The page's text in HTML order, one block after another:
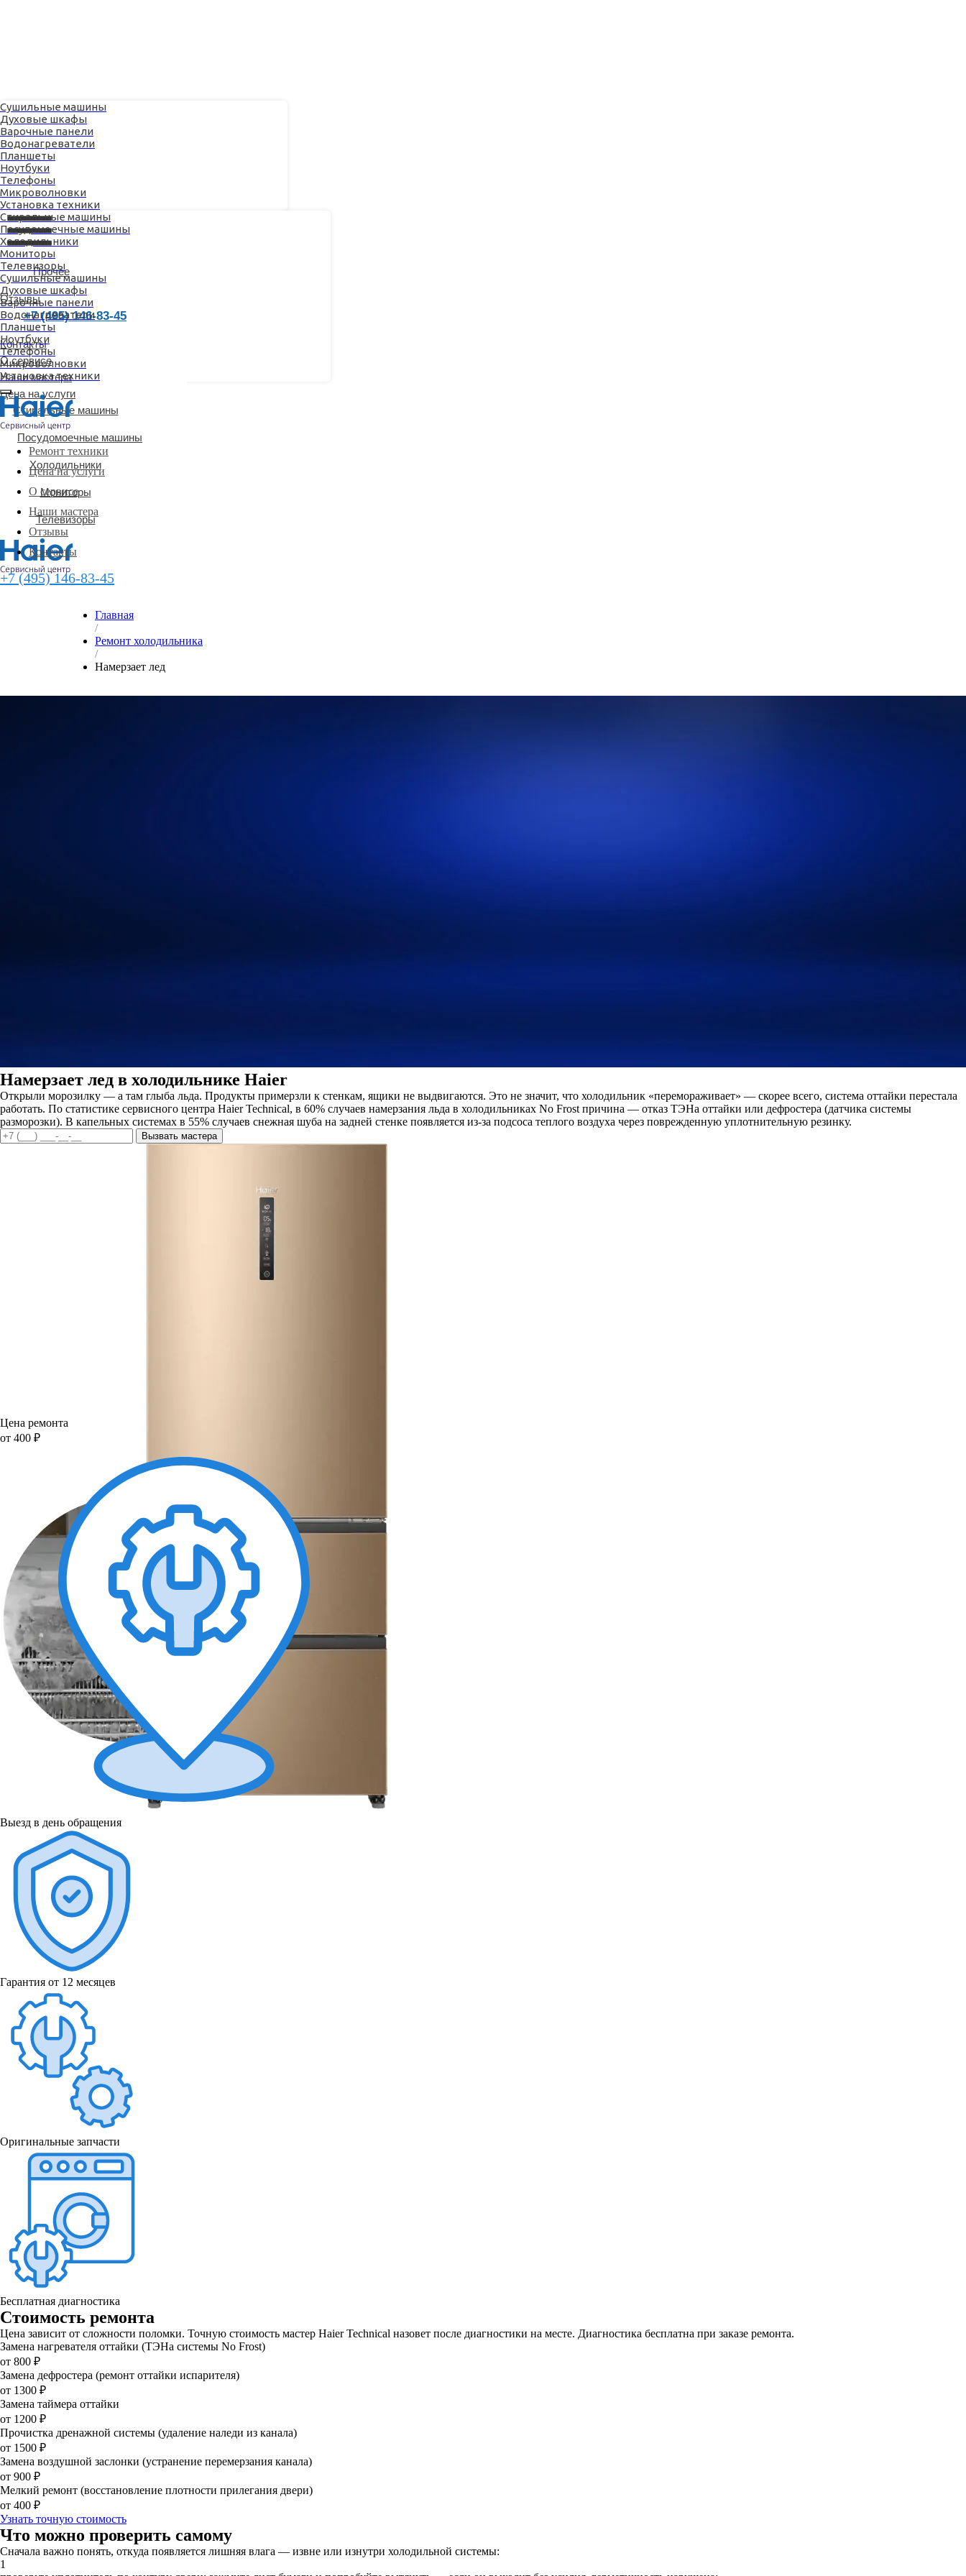
Прочее
Отзывы
+7 (495) 146-83-45
Контакты
О сервисе
Наши мастера
Цена на услуги
Стиральные машины
Посудомоечные машины
Холодильники
Мониторы
Телевизоры
Отзывы
+7 (495) 146-83-45
Контакты
О сервисе
Наши мастера
Ремонт техники
Цена на услуги
Сушильные машины
Духовые шкафы
Варочные панели
Водонагреватели
Планшеты
Ноутбуки
Телефоны
Микроволновки
Установка техники
Стиральные машины
Посудомоечные машины
Холодильники
Мониторы
Телевизоры
Сушильные машины
Духовые шкафы
Варочные панели
Водонагреватели
Планшеты
Ноутбуки
Телефоны
Микроволновки
Установка техники
Ремонт техники
Цена на услуги
О сервисе
Наши мастера
Отзывы
Контакты
+7 (495) 146-83-45
Главная
/
Ремонт холодильника
/
Намерзает лед
Намерзает лед в холодильнике Haier
Открыли морозилку — а там глыба льда. Продукты примерзли к стенкам, ящики не выдвигаются. Это не значит, что холодильник «перемораживает» — скорее всего, система оттайки перестала
работать. По статистике сервисного центра Haier Technical, в 60% случаев намерзания льда в холодильниках No Frost причина — отказ ТЭНа оттайки или дефростера (датчика системы
разморозки). В капельных системах в 55% случаев снежная шуба на задней стенке появляется из-за подсоса теплого воздуха через поврежденную уплотнительную резинку.
Вызвать мастера
Цена ремонта
от 400 ₽
Выезд в день обращения
Гарантия от 12 месяцев
Оригинальные запчасти
Бесплатная диагностика
Стоимость ремонта
Цена зависит от сложности поломки. Точную стоимость мастер Haier Technical назовет после диагностики на месте. Диагностика бесплатна при заказе ремонта.
Замена нагревателя оттайки (ТЭНа системы No Frost)
от 800 ₽
Замена дефростера (ремонт оттайки испарителя)
от 1300 ₽
Замена таймера оттайки
от 1200 ₽
Прочистка дренажной системы (удаление наледи из канала)
от 1500 ₽
Замена воздушной заслонки (устранение перемерзания канала)
от 900 ₽
Мелкий ремонт (восстановление плотности прилегания двери)
от 400 ₽
Узнать точную стоимость
Что можно проверить самому
Сначала важно понять, откуда появляется лишняя влага — извне или изнутри холодильной системы:
1